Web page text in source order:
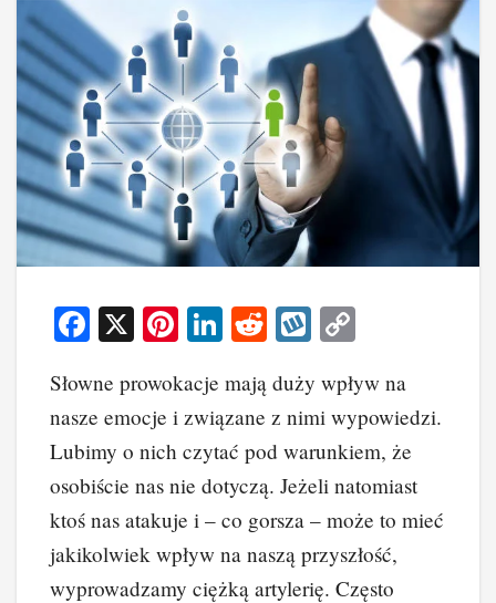
F
c
e
b
o
o
k
X
Pi
er
e
st
Li
k
e
dI
n
R
d
di
t
W
o
p
p
y
Li
n
k
Słowne prowokacje mają duży wpływ na
nasze emocje i związane z nimi wypowiedzi.
Lubimy o nich czytać pod warunkiem, że
osobiście nas nie dotyczą. Jeżeli natomiast
ktoś nas atakuje i – co gorsza – może to mieć
jakikolwiek wpływ na naszą przyszłość,
wyprowadzamy ciężką artylerię. Często